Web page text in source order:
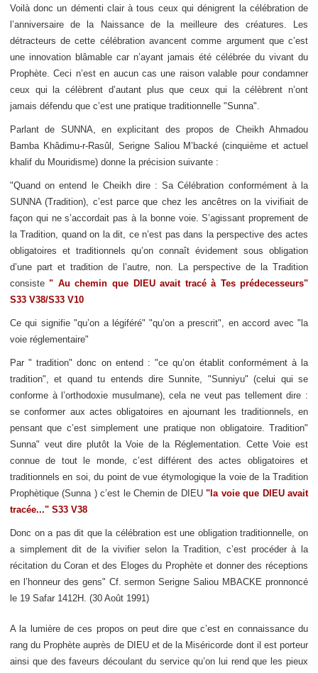
Voilà donc un démenti clair à tous ceux qui dénigrent la célébration de
l’anniversaire de la Naissance de la meilleure des créatures. Les
détracteurs de cette célébration avancent comme argument que c’est
une innovation blâmable car n’ayant jamais été célébrée du vivant du
Prophète. Ceci n’est en aucun cas une raison valable pour condamner
ceux qui la célèbrent d’autant plus que ceux qui la célèbrent n’ont
jamais défendu que c’est une pratique traditionnelle "Sunna".
Parlant de SUNNA, en explicitant des propos de Cheikh Ahmadou
Bamba Khâdimu-r-Rasûl, Serigne Saliou M’backé (cinquième et actuel
khalif du Mouridisme) donne la précision suivante :
"Quand on entend le Cheikh dire : Sa Célébration conformément à la
SUNNA (Tradition), c’est parce que chez les ancêtres on la vivifiait de
façon qui ne s’accordait pas à la bonne voie. S’agissant proprement de
la Tradition, quand on la dit, ce n’est pas dans la perspective des actes
obligatoires et traditionnels qu’on connaît évidement sous obligation
d’une part et tradition de l’autre, non. La perspective de la Tradition
consiste" Au chemin que DIEU avait tracé à Tes prédecesseurs"
S33 V38/S33 V10
Ce qui signifie "qu’on a légiféré" "qu’on a prescrit", en accord avec "la
voie réglementaire"
Par " tradition" donc on entend : "ce qu’on établit conformément à la
tradition", et quand tu entends dire Sunnite, "Sunniyu" (celui qui se
conforme à l’orthodoxie musulmane), cela ne veut pas tellement dire :
se conformer aux actes obligatoires en ajournant les traditionnels, en
pensant que c’est simplement une pratique non obligatoire. Tradition"
Sunna" veut dire plutôt la Voie de la Réglementation. Cette Voie est
connue de tout le monde, c’est différent des actes obligatoires et
traditionnels en soi, du point de vue étymologique la voie de la Tradition
Prophètique (Sunna ) c’est le Chemin de DIEU"la voie que DIEU avait
tracée..." S33 V38
Donc on a pas dit que la célébration est une obligation traditionnelle, on
a simplement dit de la vivifier selon la Tradition, c’est procéder à la
récitation du Coran et des Eloges du Prophète et donner des réceptions
en l’honneur des gens" Cf. sermon Serigne Saliou MBACKE pronnoncé
le 19 Safar 1412H. (30 Août 1991)
A la lumière de ces propos on peut dire que c’est en connaissance du
rang du Prophète auprès de DIEU et de la Miséricorde dont il est porteur
ainsi que des faveurs découlant du service qu’on lui rend que les pieux